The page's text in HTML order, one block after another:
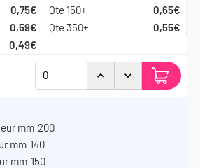
0,75€
0,65€
0,59€
0,55€
0,49€
200
140
150